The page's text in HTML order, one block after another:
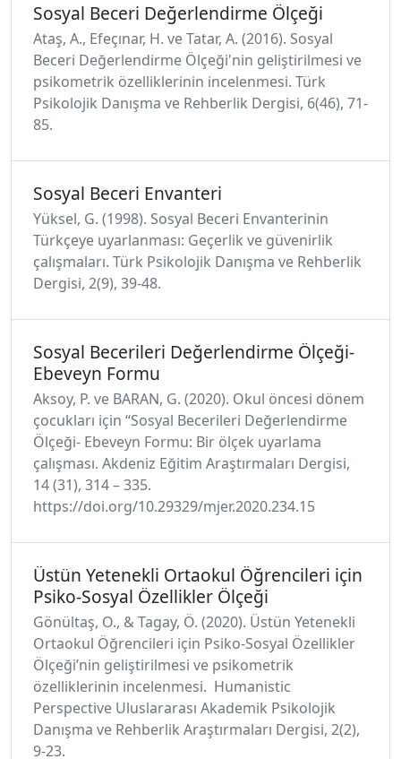
Sosyal Beceri Değerlendirme Ölçeği
Ataş, A., Efeçınar, H. ve Tatar, A. (2016). Sosyal
Beceri Değerlendirme Ölçeği'nin geliştirilmesi ve
psikometrik özelliklerinin incelenmesi. Türk
Psikolojik Danışma ve Rehberlik Dergisi, 6(46), 71-
85.
Sosyal Beceri Envanteri
Yüksel, G. (1998). Sosyal Beceri Envanterinin
Türkçeye uyarlanması: Geçerlik ve güvenirlik
çalışmaları. Türk Psikolojik Danışma ve Rehberlik
Dergisi, 2(9), 39-48.
Sosyal Becerileri Değerlendirme Ölçeği-
Ebeveyn Formu
Aksoy, P. ve BARAN, G. (2020). Okul öncesi dönem
çocukları için “Sosyal Becerileri Değerlendirme
Ölçeği- Ebeveyn Formu: Bir ölçek uyarlama
çalışması. Akdeniz Eğitim Araştırmaları Dergisi,
14 (31), 314 – 335.
https://doi.org/10.29329/mjer.2020.234.15
Üstün Yetenekli Ortaokul Öğrencileri için
Psiko-Sosyal Özellikler Ölçeği
Gönültaş, O., & Tagay, Ö. (2020). Üstün Yetenekli
Ortaokul Öğrencileri için Psiko-Sosyal Özellikler
Ölçeği’nin geliştirilmesi ve psikometrik
özelliklerinin incelenmesi. Humanistic
Perspective Uluslararası Akademik Psikolojik
Danışma ve Rehberlik Araştırmaları Dergisi, 2(2),
9-23.